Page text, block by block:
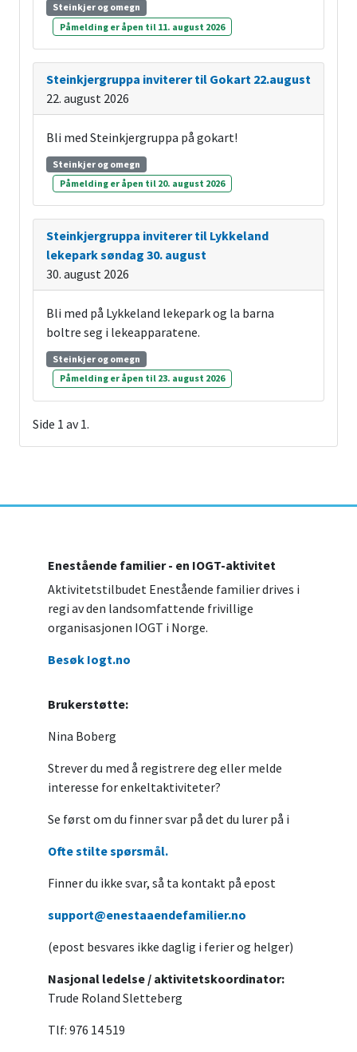
Steinkjer og omegn
Påmelding er åpen til 11. august 2026
Steinkjergruppa inviterer til Gokart 22.august
22. august 2026
Bli med Steinkjergruppa på gokart!
Steinkjer og omegn
Påmelding er åpen til 20. august 2026
Steinkjergruppa inviterer til Lykkeland
lekepark søndag 30. august
30. august 2026
Bli med på Lykkeland lekepark og la barna
boltre seg i lekeapparatene.
Steinkjer og omegn
Påmelding er åpen til 23. august 2026
Side 1 av 1.
Enestående familier - en IOGT-aktivitet
Aktivitetstilbudet Enestående familier drives i
regi av den landsomfattende frivillige
organisasjonen IOGT i Norge.
Besøk Iogt.no
Brukerstøtte:
Nina Boberg
Strever du med å registrere deg eller melde
interesse for enkeltaktiviteter?
Se først om du finner svar på det du lurer på i
Ofte stilte spørsmål.
Finner du ikke svar, så ta kontakt på epost
support@enestaaendefamilier.no
(epost besvares ikke daglig i ferier og helger)
Nasjonal ledelse / aktivitetskoordinator:
Trude Roland Sletteberg
Tlf: 976 14 519